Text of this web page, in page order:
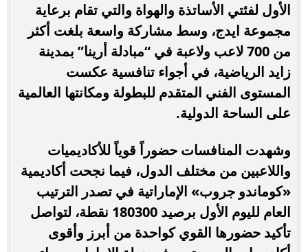
الأول لفئتي الأساتذة والهواة والتي تقام برعاية
مجموعة ايدج، وسط مشاركة واسعة بلغت أكثر
من 700 لاعب ولاعبة في “مبادلة أرينا” بمدينة
زايد الرياضية، في أجواء تنافسية عكست
المستوى الفني المتقدم للبطولة ومكانتها العالمية
على الساحة الدولية.
وشهدت المنافسات حضوراً قوياً للأكاديميات
واللاعبين من مختلف الدول، فيما نجحت أكاديمية
«كوماندو جروب» الإماراتية في تصدر الترتيب
العام لليوم الأول برصيد 180300 نقطة، لتواصل
تأكيد حضورها القوي كواحدة من أبرز وأقوى